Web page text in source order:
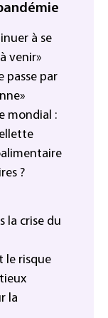
à se
venir»
passe par
mondial :
?
la crise du
le risque
la